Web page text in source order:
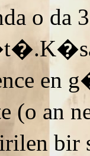
o da
en
an
bir